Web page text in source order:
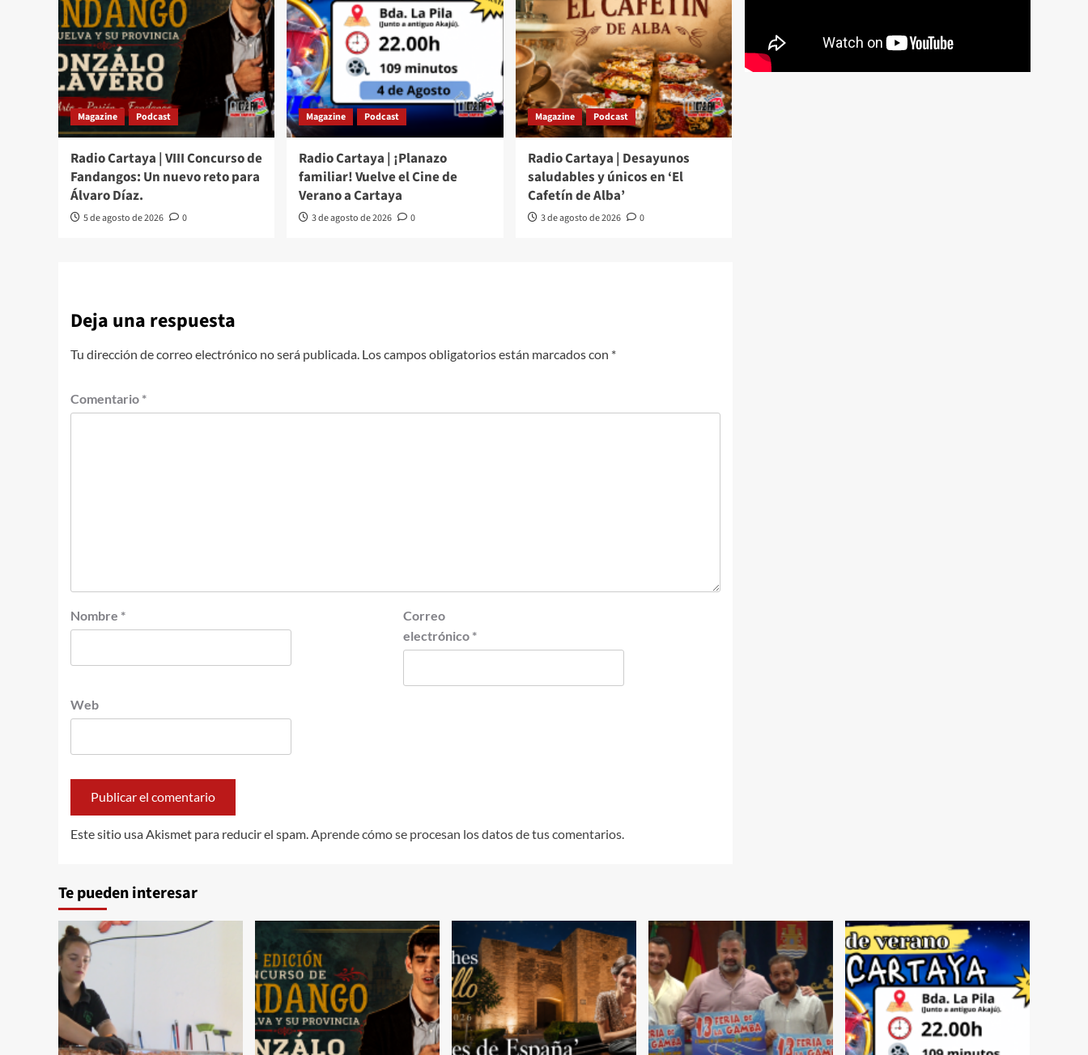
Magazine Podcast
Radio Cartaya | VIII Concurso de
Fandangos: Un nuevo reto para
Álvaro Díaz.
5 de agosto de 2026 0
Magazine Podcast
Radio Cartaya | ¡Planazo
familiar! Vuelve el Cine de
Verano a Cartaya
3 de agosto de 2026 0
Magazine Podcast
Radio Cartaya | Desayunos
saludables y únicos en ‘El
Cafetín de Alba’
3 de agosto de 2026 0
Deja una respuesta
Tu dirección de correo electrónico no será publicada. Los campos obligatorios están marcados con *
Comentario *
Nombre *
Correo
electrónico *
Web
Este sitio usa Akismet para reducir el spam. Aprende cómo se procesan los datos de tus comentarios.
Te pueden interesar